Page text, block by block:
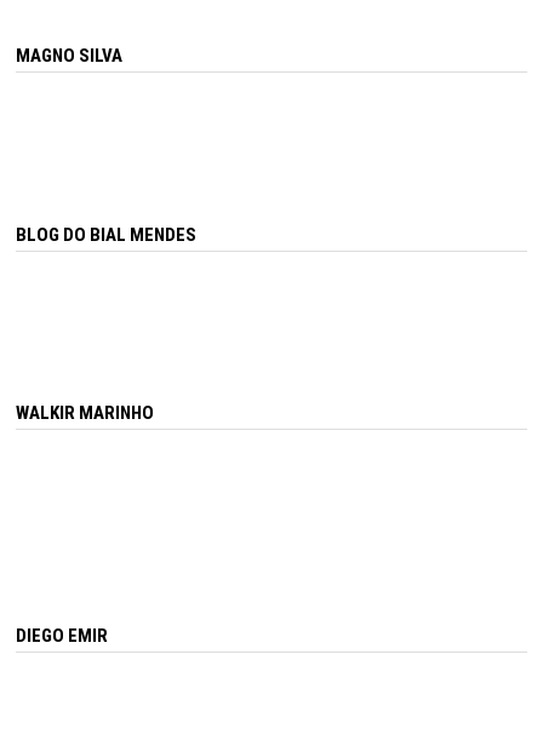
MAGNO SILVA
BLOG DO BIAL MENDES
WALKIR MARINHO
DIEGO EMIR